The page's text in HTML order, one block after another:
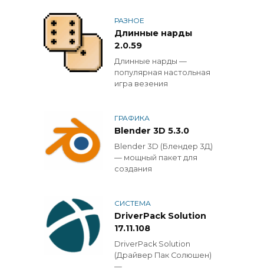
РАЗНОЕ
Длинные нарды
2.0.59
Длинные нарды —
популярная настольная
игра везения
ГРАФИКА
Blender 3D 5.3.0
Blender 3D (Блендер 3Д)
— мощный пакет для
создания
СИСТЕМА
DriverPack Solution
17.11.108
DriverPack Solution
(Драйвер Пак Солюшен)
—